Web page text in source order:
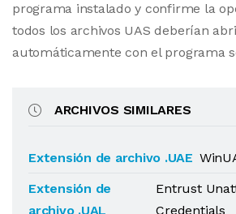
programa instalado y confirme la
todos los archivos UAS deberían
automáticamente con el programa
ARCHIVOS SIMILARES
Extensión de archivo .UAE
Extensión de
archivo .UAL
Entrust
Credentials